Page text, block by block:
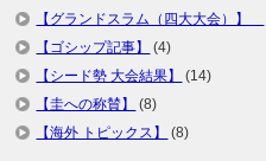
【グランドスラム（四大大会）】
【ゴシップ記事】
(4)
【シード勢 大会結果】
(14)
【圭への称賛】
(8)
【海外 トピックス】
(8)